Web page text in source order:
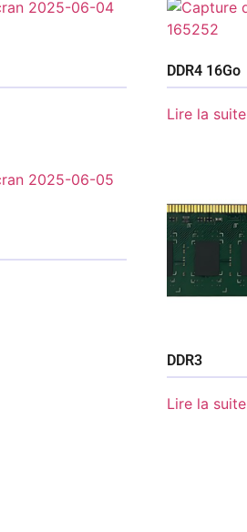
DDR4 16Go
Lire la suite
DDR3
Lire la suite